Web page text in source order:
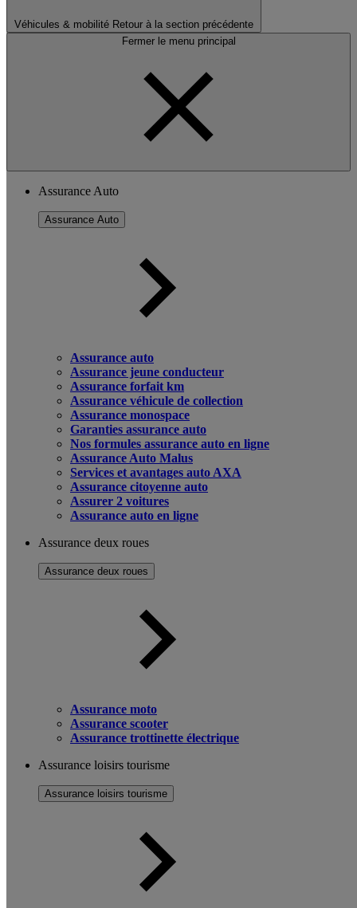
Véhicules & mobilité Retour à la section précédente
Fermer le menu principal
Assurance Auto
Assurance Auto
Assurance auto
Assurance jeune conducteur
Assurance forfait km
Assurance véhicule de collection
Assurance monospace
Garanties assurance auto
Nos formules assurance auto en ligne
Assurance Auto Malus
Services et avantages auto AXA
Assurance citoyenne auto
Assurer 2 voitures
Assurance auto en ligne
Assurance deux roues
Assurance deux roues
Assurance moto
Assurance scooter
Assurance trottinette électrique
Assurance loisirs tourisme
Assurance loisirs tourisme